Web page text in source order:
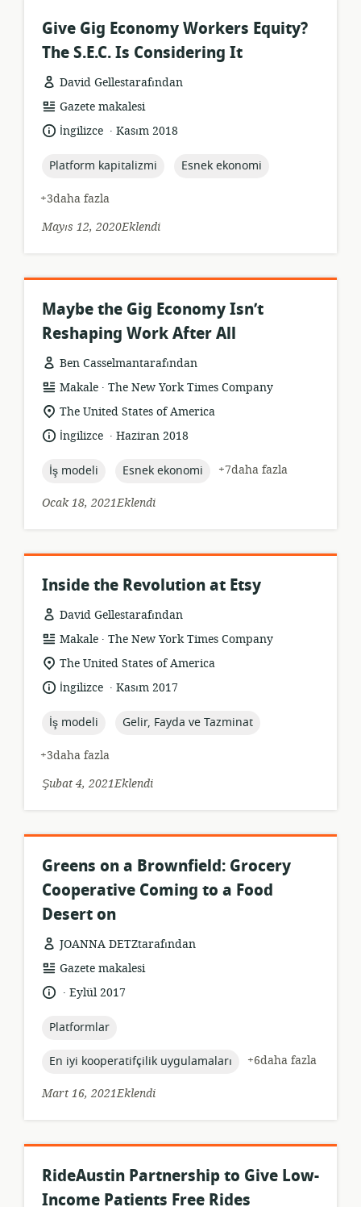
Give Gig Economy Workers Equity?
The S.E.C. Is Considering It
David Gellestarafından
Kaynak
formatı:
Gazete makalesi
Dil: İngilizce .
YayınKasım 2018
topic:
Platform kapitalizmi topic:
Esnek ekonomi
+3daha fazla
Mayıs 12, 2020Eklendi
Maybe the Gig Economy Isn’t
Reshaping Work After All
Ben Casselmantarafından
Kaynak
formatı:
Makale .
yayıncı:
The New York Times Company
Uygunluk
konumu:
The United States of America
Dil: İngilizce .
YayınHaziran 2018
topic:
İş modeli topic:
Esnek ekonomi
+7daha fazla
Ocak 18, 2021Eklendi
Inside the Revolution at Etsy
David Gellestarafından
Kaynak
formatı:
Makale .
yayıncı:
The New York Times Company
Uygunluk
konumu:
The United States of America
Dil: İngilizce .
YayınKasım 2017
topic:
İş modeli topic:
Gelir, Fayda ve Tazminat
+3daha fazla
Şubat 4, 2021Eklendi
Greens on a Brownfield: Grocery
Cooperative Coming to a Food
Desert on
JOANNA DETZtarafından
Kaynak
formatı:
Gazete makalesi
Dil: .
YayınEylül 2017
topic:
Platformlar
topic:
En iyi kooperatifçilik uygulamaları
+6daha fazla
Mart 16, 2021Eklendi
RideAustin Partnership to Give Low-
Income Patients Free Rides